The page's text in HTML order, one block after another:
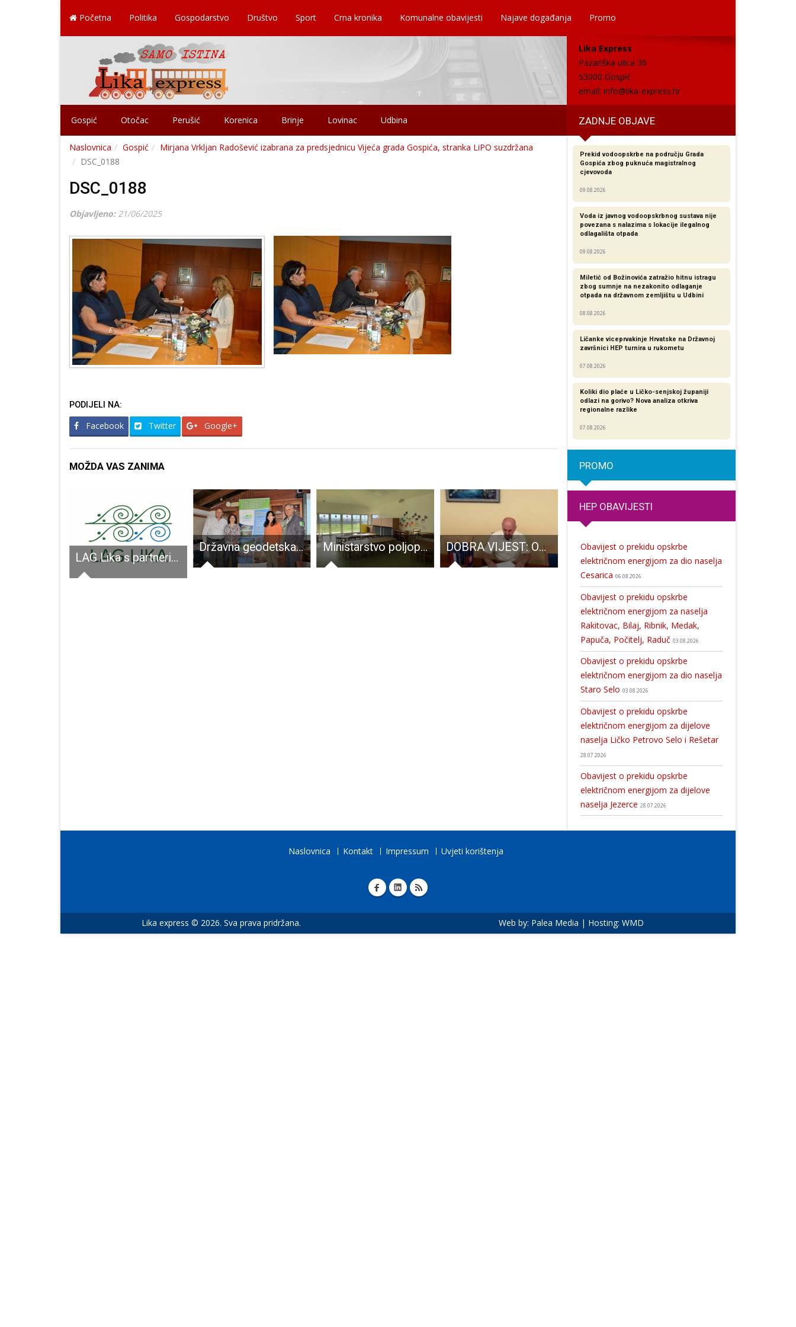
Početna Politika Gospodarstvo Društvo Sport Crna kronika Komunalne obavijesti Najave događanja Promo
Lika Express
Pazariška ulica 36
53000 Gospić
email: info@lika-express.hr
Gospić Otočac Perušić Korenica Brinje Lovinac Udbina ZADNJE OBJAVE
Naslovnica Gospić
Mirjana Vrkljan Radošević izabrana za predsjednicu Vijeća grada Gospića, stranka LiPO suzdržana
DSC_0188
DSC_0188
Objavljeno: 21/06/2025
PODIJELI NA:
Facebook Twitter Google+
MOŽDA VAS ZANIMA
LAG Lika s partnerima promovira Teslu kao brend za društveno korisno učenje!!!
Državna geodetska uprava u NP Plitvička Jezera predstavila projekt evidentiranja posebnog pravnog režima kao doprinos učinkovitijem upravljanju u zaštićenim područjima Ministarstvo poljoprivrede: 250 milijuna kuna za ulaganja u vrtiće, tržnice i lokalnu infrastrukturu DOBRA VIJEST: Osigurane plaće za 20 pomoćnika u nastavi EKSKLUZIVNO: janjetina ličke pramenke mogla bi se probiti na bogato belgijsko tržište!!!
Prekid vodoopskrbe na području Grada
Gospića zbog puknuća magistralnog
cjevovoda
09.08.2026
Voda iz javnog vodoopskrbnog sustava nije
povezana s nalazima s lokacije ilegalnog
odlagališta otpada
09.08.2026
Miletić od Božinovića zatražio hitnu istragu
zbog sumnje na nezakonito odlaganje
otpada na državnom zemljištu u Udbini
08.08.2026
Ličanke viceprvakinje Hrvatske na Državnoj
završnici HEP turnira u rukometu
07.08.2026
Koliki dio plaće u Ličko-senjskoj županiji
odlazi na gorivo? Nova analiza otkriva
regionalne razlike​
07.08.2026
PROMO
HEP OBAVIJESTI
Obavijest o prekidu opskrbe
električnom energijom za dio naselja
Cesarica 06.08.2026
Obavijest o prekidu opskrbe
električnom energijom za naselja
Rakitovac, Bilaj, Ribnik, Medak,
Papuča, Počitelj, Raduč 03.08.2026
Obavijest o prekidu opskrbe
električnom energijom za dio naselja
Staro Selo 03.08.2026
Obavijest o prekidu opskrbe
električnom energijom za dijelove
naselja Ličko Petrovo Selo i Rešetar
28.07.2026
Obavijest o prekidu opskrbe
električnom energijom za dijelove
naselja Jezerce 28.07.2026
Naslovnica Kontakt Impressum Uvjeti korištenja
Lika express © 2026. Sva prava pridržana. Web by: Palea Media | Hosting: WMD